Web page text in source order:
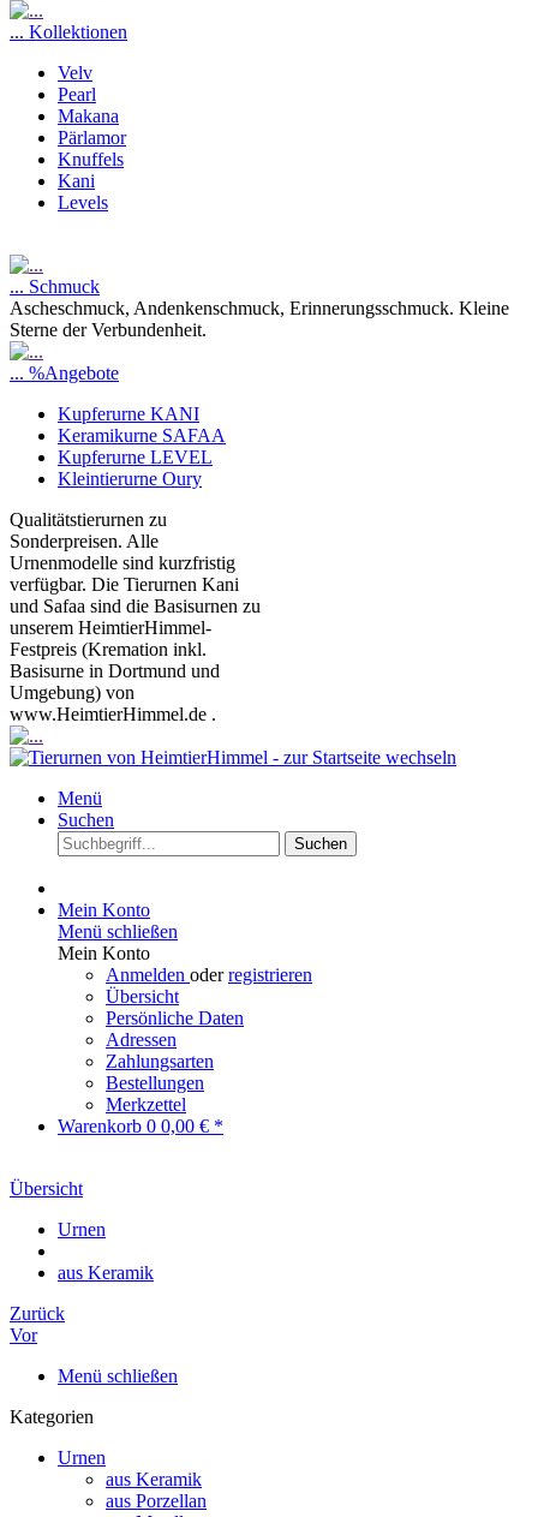
... Kollektionen
Velv
Pearl
Makana
Pärlamor
Knuffels
Kani
Levels
... Schmuck
Ascheschmuck, Andenkenschmuck, Erinnerungsschmuck. Kleine
Sterne der Verbundenheit.
... %Angebote
Kupferurne KANI
Keramikurne SAFAA
Kupferurne LEVEL
Kleintierurne Oury
Qualitätstierurnen zu
Sonderpreisen. Alle
Urnenmodelle sind kurzfristig
verfügbar. Die Tierurnen Kani
und Safaa sind die Basisurnen zu
unserem HeimtierHimmel-
Festpreis (Kremation inkl.
Basisurne in Dortmund und
Umgebung) von
www.HeimtierHimmel.de .
Menü
Suchen
Suchen
Mein Konto
Menü schließen
Mein Konto
Anmelden oderregistrieren
Übersicht
Persönliche Daten
Adressen
Zahlungsarten
Bestellungen
Merkzettel
Warenkorb 0 0,00 € *
Übersicht
Urnen
aus Keramik
Zurück
Vor
Menü schließen
Kategorien
Urnen
aus Keramik
aus Porzellan